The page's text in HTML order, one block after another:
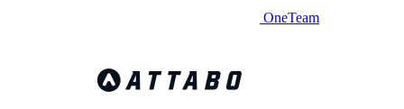
OneTeam